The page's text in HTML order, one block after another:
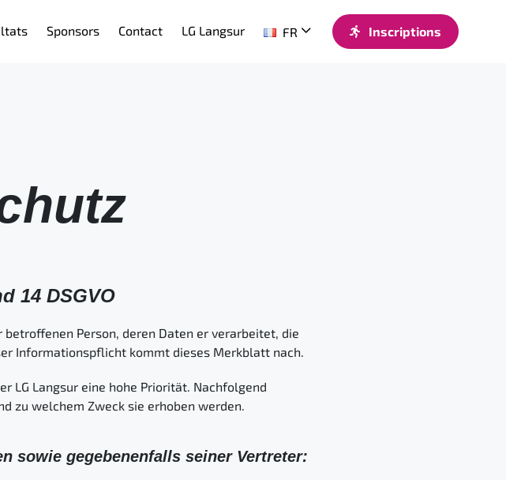
Sponsors Contact LG Langsur FR Inscriptions
14 DSGVO
betroffenen Person, deren Daten er verarbeitet, die
Informationspflicht kommt dieses Merkblatt nach.
LG Langsur eine hohe Priorität. Nachfolgend
zu welchem Zweck sie erhoben werden.
sowie gegebenenfalls seiner Vertreter: